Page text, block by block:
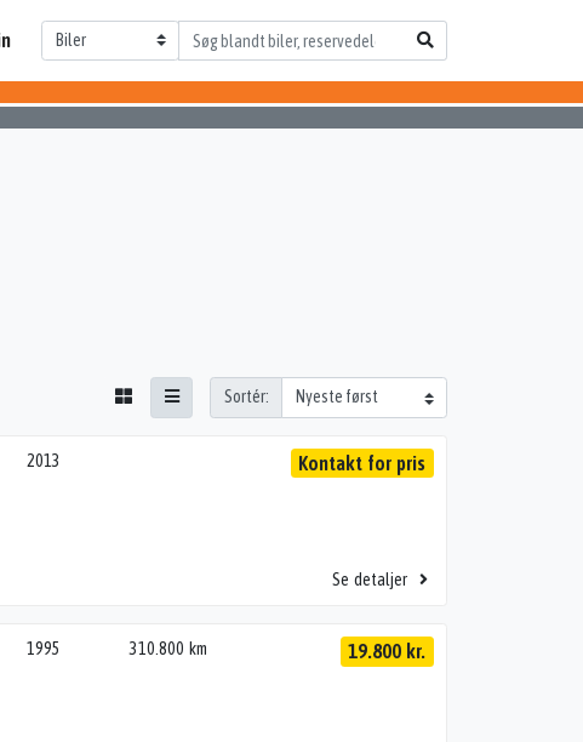
Sortér:
2013 Kontakt for pris
Se detaljer
1995 310.800 km 19.800 kr.